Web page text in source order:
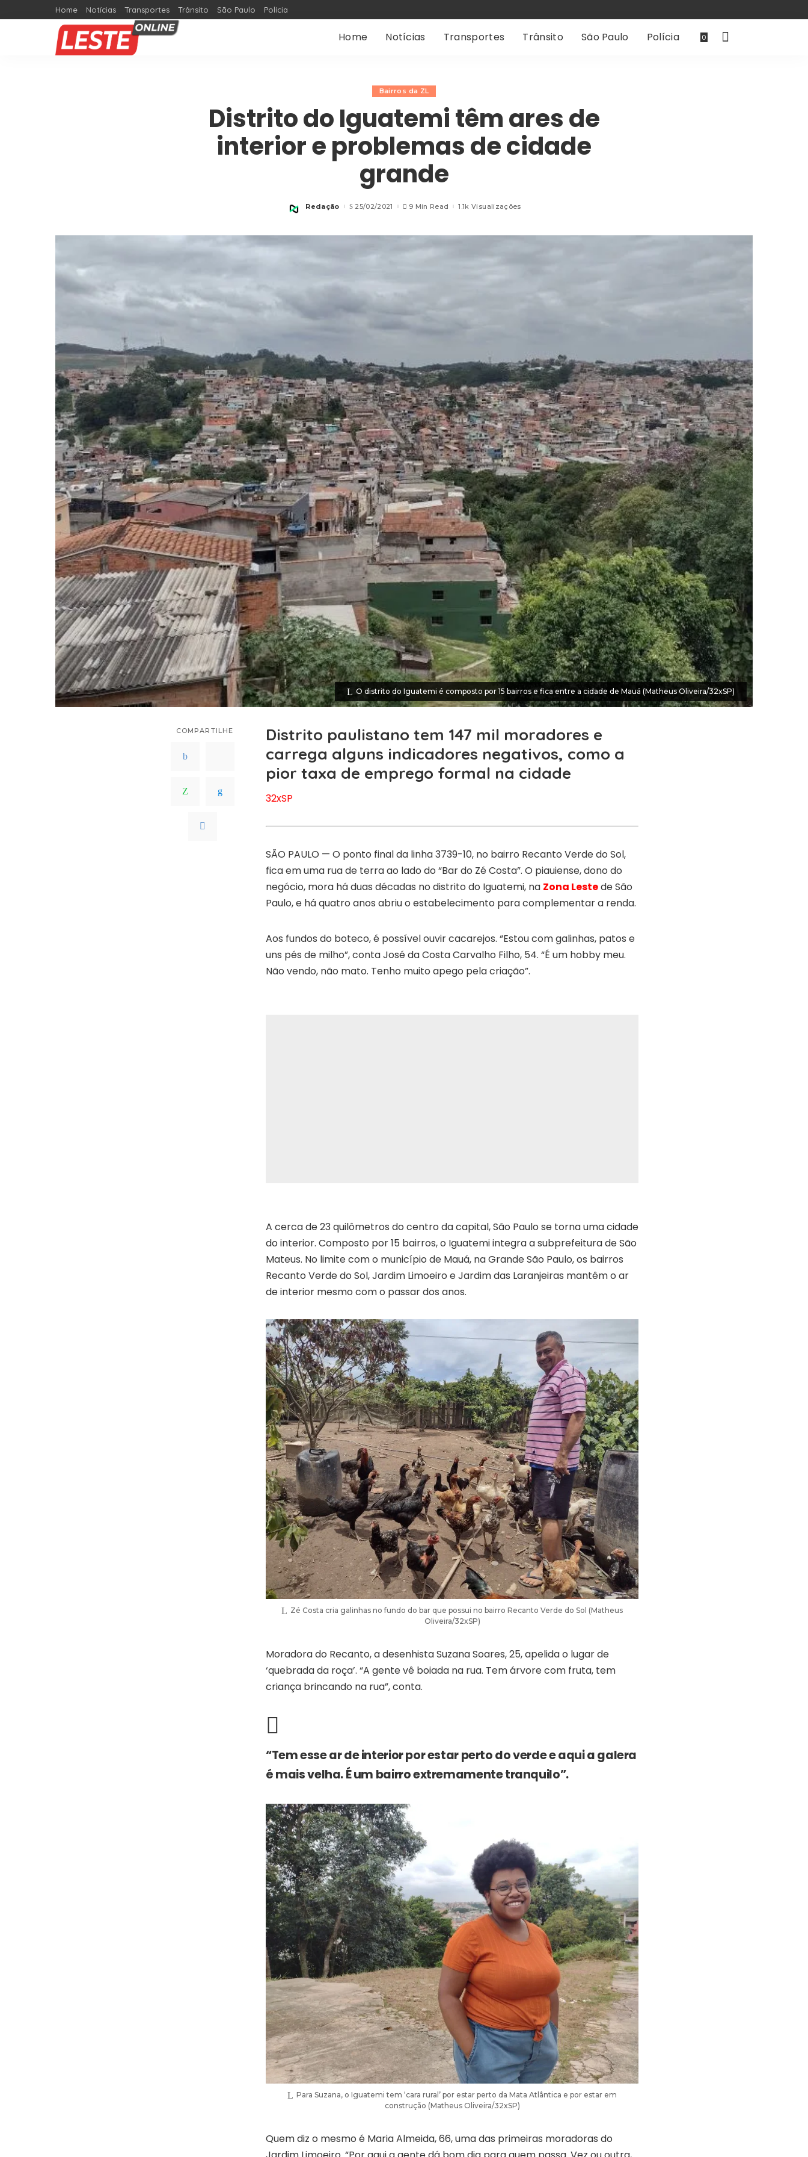
Home Notícias Transportes Trânsito São Paulo Polícia
Home Notícias Transportes Trânsito São Paulo Polícia 0
Bairros da ZL
Distrito do Iguatemi têm ares de
interior e problemas de cidade
grande
Posted
Redação 25/02/2021 9 Min Read 1.1k Visualizações
O distrito do Iguatemi é composto por 15 bairros e fica entre a cidade de Mauá (Matheus Oliveira/32xSP)
COMPARTILHE
Distrito paulistano tem 147 mil moradores e
carrega alguns indicadores negativos, como a
pior taxa de emprego formal na cidade
32xSP
SÃO PAULO — O ponto final da linha 3739-10, no bairro Recanto Verde do Sol,
fica em uma rua de terra ao lado do “Bar do Zé Costa”. O piauiense, dono do
negócio, mora há duas décadas no distrito do Iguatemi, na Zona Lestede São
Paulo, e há quatro anos abriu o estabelecimento para complementar a renda.
Aos fundos do boteco, é possível ouvir cacarejos. “Estou com galinhas, patos e
uns pés de milho”, conta José da Costa Carvalho Filho, 54. “É um hobby meu.
Não vendo, não mato. Tenho muito apego pela criação”.
A cerca de 23 quilômetros do centro da capital, São Paulo se torna uma cidade
do interior. Composto por 15 bairros, o Iguatemi integra a subprefeitura de São
Mateus. No limite com o município de Mauá, na Grande São Paulo, os bairros
Recanto Verde do Sol, Jardim Limoeiro e Jardim das Laranjeiras mantêm o ar
de interior mesmo com o passar dos anos.
Zé Costa cria galinhas no fundo do bar que possui no bairro Recanto Verde do Sol (Matheus
Oliveira/32xSP)
Moradora do Recanto, a desenhista Suzana Soares, 25, apelida o lugar de
‘quebrada da roça’. “A gente vê boiada na rua. Tem árvore com fruta, tem
criança brincando na rua”, conta.
“Tem esse ar de interior por estar perto do verde e aqui a galera
é mais velha. É um bairro extremamente tranquilo”.
Para Suzana, o Iguatemi tem ‘cara rural’ por estar perto da Mata Atlântica e por estar em
construção (Matheus Oliveira/32xSP)
Quem diz o mesmo é Maria Almeida, 66, uma das primeiras moradoras do